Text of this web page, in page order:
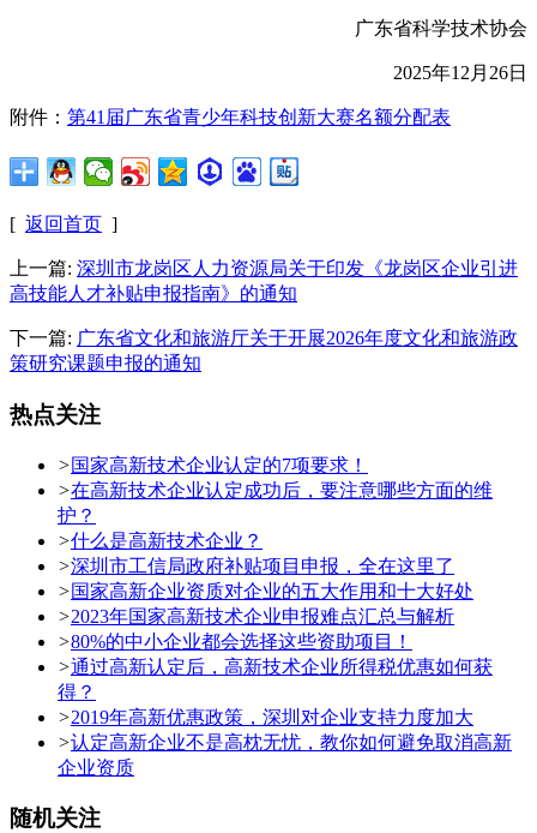
广东省科学技术协会
2025年12月26日
附件： 第41届广东省青少年科技创新大赛名额分配表
[ 返回首页 ]
上一篇: 深圳市龙岗区人力资源局关于印发《龙岗区企业引进
高技能人才补贴申报指南》的通知
下一篇: 广东省文化和旅游厅关于开展2026年度文化和旅游政
策研究课题申报的通知
热点关注
>国家高新技术企业认定的7项要求！
>在高新技术企业认定成功后，要注意哪些方面的维
护？
>什么是高新技术企业？
>深圳市工信局政府补贴项目申报，全在这里了
>国家高新企业资质对企业的五大作用和十大好处
>2023年国家高新技术企业申报难点汇总与解析
>80%的中小企业都会选择这些资助项目！
>通过高新认定后，高新技术企业所得税优惠如何获
得？
>2019年高新优惠政策，深圳对企业支持力度加大
>认定高新企业不是高枕无忧，教你如何避免取消高新
企业资质
随机关注